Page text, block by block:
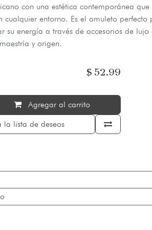
con una estética contemporánea que
cualquier entorno. Es el amuleto perfecto
su energía a través de accesorios de lujo
y origen.
Agregar al carrito
la lista de deseos
$ 52.99